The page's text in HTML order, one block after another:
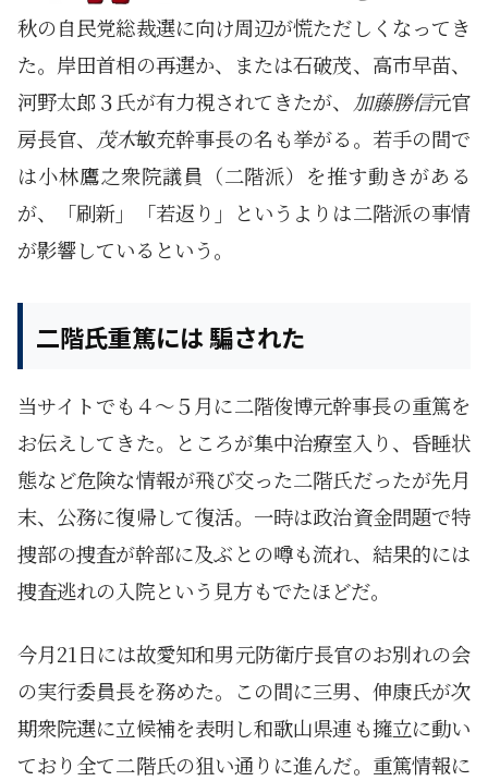
秋の自民党総裁選に向け周辺が慌ただしくなってき
た。岸田首相の再選か、または石破茂、高市早苗、
河野太郎３氏が有力視されてきたが、 加藤勝信元官
房長官、 茂木敏充幹事長の名も挙がる。若手の間で
は小林鷹之衆院議員（二階派）を推す動きがある
が、「刷新」「若返り」というよりは二階派の事情
が影響しているという。
二階氏重篤には 騙された
当サイトでも４～５月に二階俊博元幹事長の重篤を
お伝えしてきた。ところが集中治療室入り、昏睡状
態など危険な情報が飛び交った二階氏だったが先月
末、公務に復帰して復活。一時は政治資金問題で特
捜部の捜査が幹部に及ぶとの噂も流れ、結果的には
捜査逃れの入院という見方もでたほどだ。
今月21日には故愛知和男元防衛庁長官のお別れの会
の実行委員長を務めた。この間に三男、伸康氏が次
期衆院選に立候補を表明し和歌山県連も擁立に動い
ており全て二階氏の狙い通りに進んだ。重篤情報に